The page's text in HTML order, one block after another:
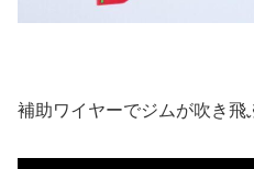
補助ワイヤーでジムが吹き飛